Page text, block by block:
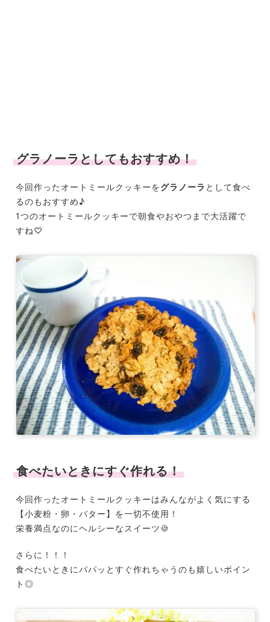
グラノーラとしてもおすすめ！
今回作ったオートミールクッキーをグラノーラ として食べ
るのもおすすめ♪
1つのオートミールクッキーで朝食やおやつまで大活躍で
すね♡
食べたいときにすぐ作れる！
今回作ったオートミールクッキーはみんながよく気にする
【小麦粉・卵・バター】を一切不使用！
栄養満点なのにヘルシーなスイーツ🍪
さらに！！！
食べたいときにパパッとすぐ作れちゃうのも嬉しいポイン
ト◎